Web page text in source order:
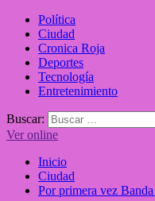
Política
Ciudad
Cronica Roja
Deportes
Tecnología
Entretenimiento
Buscar:
Ver online
Inicio
Ciudad
Por primera vez